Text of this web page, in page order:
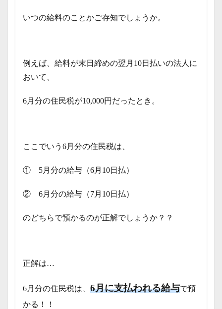
いつの給料のことかご存知でしょうか。
例えば、給料が末日締めの翌月10日払いの法人に
おいて、
6月分の住民税が10,000円だったとき。
ここでいう6月分の住民税は、
① 5月分の給与（6月10日払）
② 6月分の給与（7月10日払）
のどちらで預かるのが正解でしょうか？？
正解は…
6月分の住民税は、 6月に支払われる給与で預
かる！！